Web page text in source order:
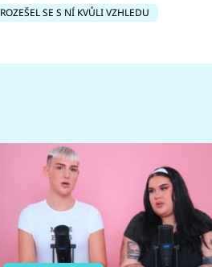
ROZEŠEL SE S NÍ KVŮLI VZHLEDU